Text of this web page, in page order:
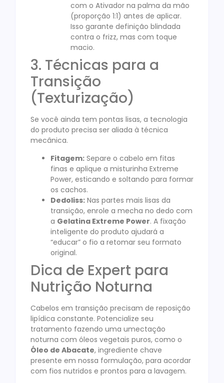
com o Ativador na palma da mão
(proporção 1:1) antes de aplicar.
Isso garante definição blindada
contra o frizz, mas com toque
macio.
3. Técnicas para a
Transição
(Texturização)
Se você ainda tem pontas lisas, a tecnologia
do produto precisa ser aliada à técnica
mecânica.
Fitagem: Separe o cabelo em fitas
finas e aplique a misturinha Extreme
Power, esticando e soltando para formar
os cachos.
Dedoliss: Nas partes mais lisas da
transição, enrole a mecha no dedo com
a Gelatina Extreme Power. A fixação
inteligente do produto ajudará a
“educar” o fio a retomar seu formato
original.
Dica de Expert para
Nutrição Noturna
Cabelos em transição precisam de reposição
lipídica constante. Potencialize seu
tratamento fazendo uma umectação
noturna com óleos vegetais puros, como o
Óleo de Abacate, ingrediente chave
presente em nossa formulação, para acordar
com fios nutridos e prontos para a lavagem.